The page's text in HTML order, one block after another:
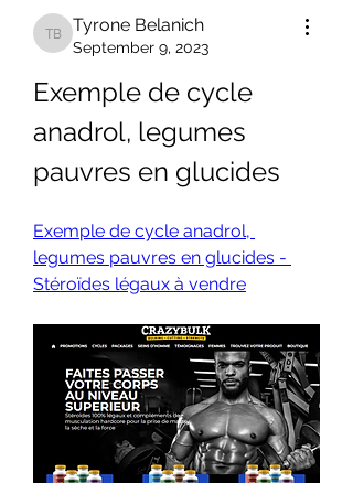
Tyrone Belanich
Tyrone Belanich
September 9, 2023
Exemple de cycle
anadrol, legumes
pauvres en glucides
Exemple de cycle anadrol,
legumes pauvres en glucides -
Stéroïdes légaux à vendre